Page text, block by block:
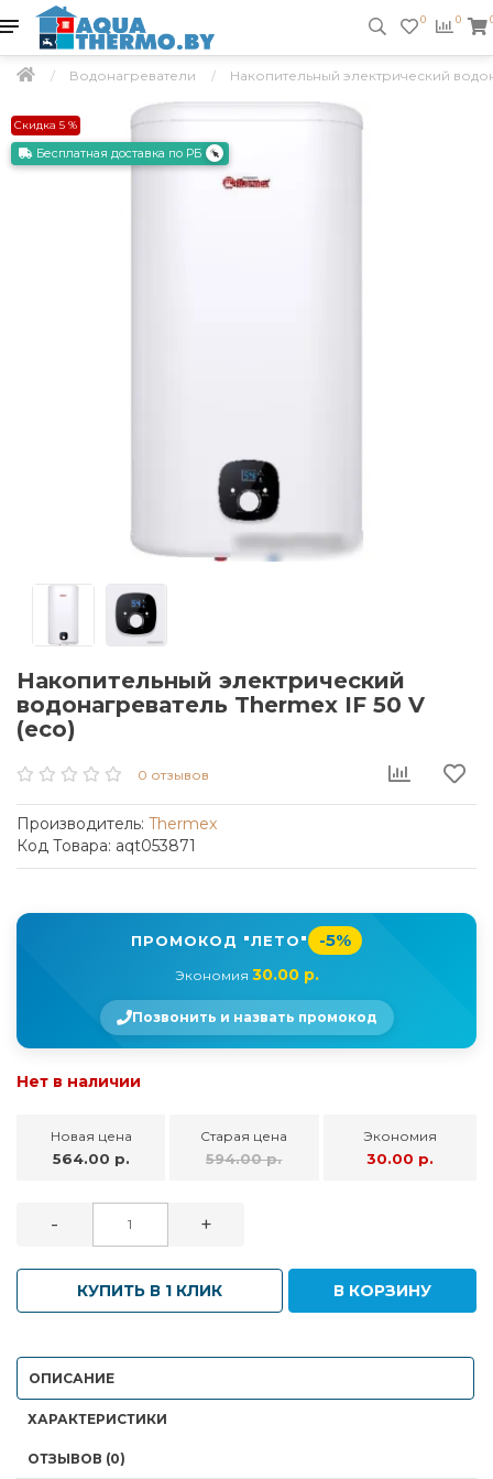
0 0
Водонагреватели Накопительный электрический
Скидка 5 %
Бесплатная доставка по РБ
Накопительный электрический
водонагреватель Thermex IF 50 V
(eco)
0 отзывов
Производитель: Thermex
Код Товара: aqt053871
ПРОМОКОД "ЛЕТО" -5%
Экономия 30.00 р.
Позвонить и назвать промокод
Нет в наличии
Новая цена
564.00 р.
Старая цена
594.00 р.
Экономия
30.00 р.
- +
КУПИТЬ В 1 КЛИК В КОРЗИНУ
ОПИСАНИЕ
ХАРАКТЕРИСТИКИ
ОТЗЫВОВ (0)